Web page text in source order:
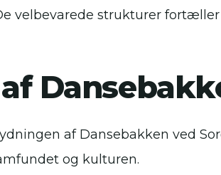
velbevarede strukturer
af Dansebakken ved
og kulturen.